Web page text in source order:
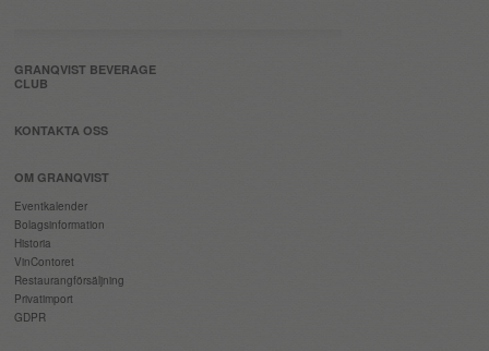
GRANQVIST BEVERAGE
CLUB
KONTAKTA OSS
OM GRANQVIST
Eventkalender
Bolagsinformation
Historia
VinContoret
Restaurangförsäljning
Privatimport
GDPR